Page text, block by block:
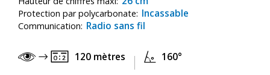
Protection par polycarbonate: Incassable
Communication: Radio sans fil
120 mètres 160°